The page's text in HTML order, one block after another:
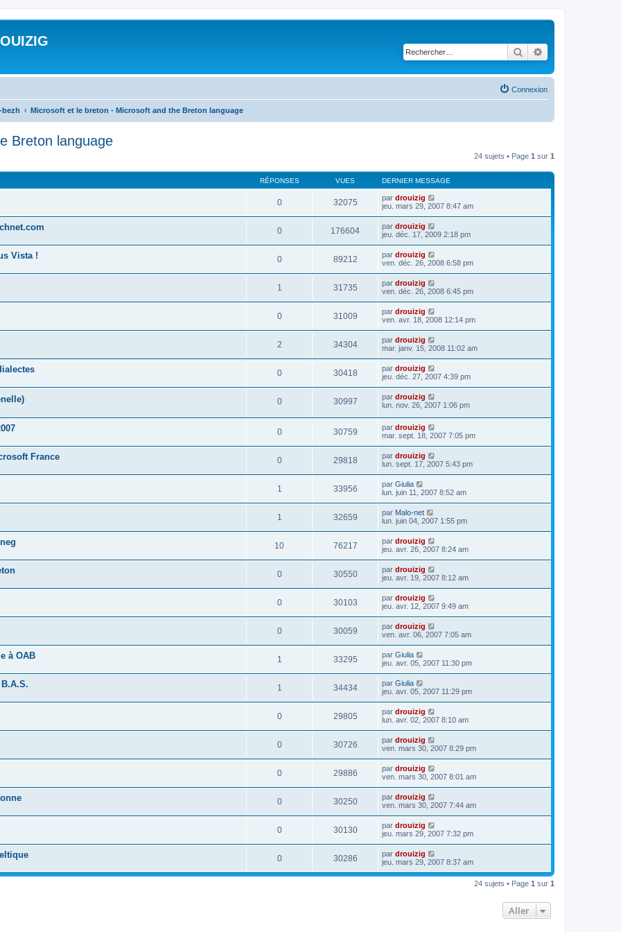
Rechercher
Connexion
bezh Microsoft et le breton - Microsoft and the Breton language
Breton language
24 sujets • Page 1 sur 1
RÉPONSES VUES DERNIER MESSAGE
0 32075 par drouizig
jeu. mars 29, 2007 8:47 am
0 176604 par drouizig
jeu. déc. 17, 2009 2:18 pm
Vista ! 0 89212 par drouizig
ven. déc. 26, 2008 6:58 pm
1 31735 par drouizig
ven. déc. 26, 2008 6:45 pm
0 31009 par drouizig
ven. avr. 18, 2008 12:14 pm
2 34304 par drouizig
mar. janv. 15, 2008 11:02 am
0 30418 par drouizig
jeu. déc. 27, 2007 4:39 pm
0 30997 par drouizig
lun. nov. 26, 2007 1:06 pm
0 30759 par drouizig
mar. sept. 18, 2007 7:05 pm
France 0 29818 par drouizig
lun. sept. 17, 2007 5:43 pm
1 33956 par Giulia
lun. juin 11, 2007 8:52 am
1 32659 par Malo-net
lun. juin 04, 2007 1:55 pm
10 76217 par drouizig
jeu. avr. 26, 2007 8:24 am
0 30550 par drouizig
jeu. avr. 19, 2007 8:12 am
0 30103 par drouizig
jeu. avr. 12, 2007 9:49 am
0 30059 par drouizig
ven. avr. 06, 2007 7:05 am
à OAB 1 33295 par Giulia
jeu. avr. 05, 2007 11:30 pm
1 34434 par Giulia
jeu. avr. 05, 2007 11:29 pm
0 29805 par drouizig
lun. avr. 02, 2007 8:10 am
0 30726 par drouizig
ven. mars 30, 2007 8:29 pm
0 29886 par drouizig
ven. mars 30, 2007 8:01 am
0 30250 par drouizig
ven. mars 30, 2007 7:44 am
0 30130 par drouizig
jeu. mars 29, 2007 7:32 pm
0 30286 par drouizig
jeu. mars 29, 2007 8:37 am
24 sujets • Page 1 sur 1
Aller